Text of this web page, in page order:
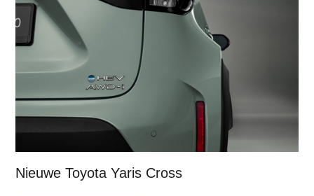
Nieuwe Toyota Yaris Cross